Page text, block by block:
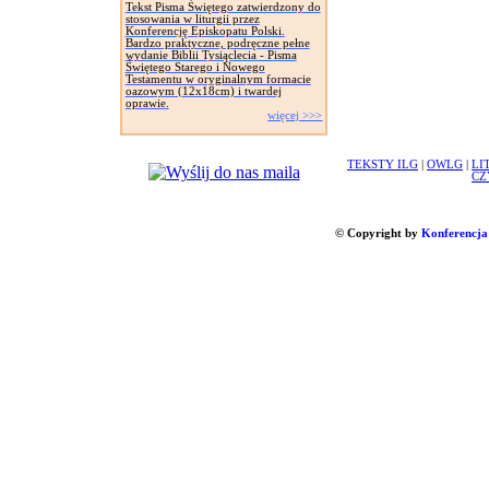
Tekst Pisma Świętego zatwierdzony do
stosowania w liturgii przez
Konferencję Episkopatu Polski.
Bardzo praktyczne, podręczne pełne
wydanie Biblii Tysiąclecia - Pisma
Świętego Starego i Nowego
Testamentu w oryginalnym formacie
oazowym (12x18cm) i twardej
oprawie.
więcej >>>
TEKSTY ILG OWLG
© Copyright by Konferencja